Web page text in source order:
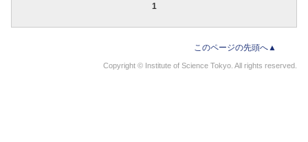
1
このページの先頭へ▲
Copyright © Institute of Science Tokyo. All rights reserved.